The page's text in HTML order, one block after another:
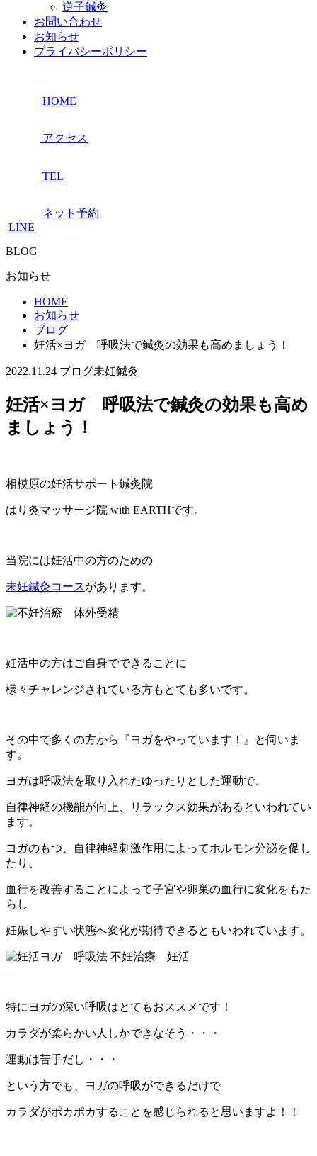
逆子鍼灸
お問い合わせ
お知らせ
プライバシーポリシー
HOME
アクセス
TEL
ネット予約
LINE
BLOG
お知らせ
HOME
お知らせ
ブログ
妊活×ヨガ 呼吸法で鍼灸の効果も高めましょう！
2022.11.24 ブログ未妊鍼灸
妊活×ヨガ 呼吸法で鍼灸の効果も高め
ましょう！
相模原の妊活サポート鍼灸院
はり灸マッサージ院 with EARTHです。
当院には妊活中の方のための
未妊鍼灸コースがあります。
妊活中の方はご自身でできることに
様々チャレンジされている方もとても多いです。
その中で多くの方から『ヨガをやっています！』と伺いま
す。
ヨガは呼吸法を取り入れたゆったりとした運動で、
自律神経の機能が向上、リラックス効果があるといわれてい
ます。
ヨガのもつ、自律神経刺激作用によってホルモン分泌を促し
たり、
血行を改善することによって子宮や卵巣の血行に変化をもた
らし
妊娠しやすい状態へ変化が期待できるともいわれています。
特にヨガの深い呼吸はとてもおススメです！
カラダが柔らかい人しかできなそう・・・
運動は苦手だし・・・
という方でも、ヨガの呼吸ができるだけで
カラダがポカポカすることを感じられると思いますよ！！